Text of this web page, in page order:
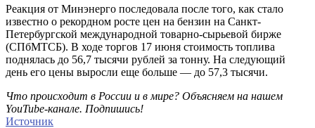
Реакция от Минэнерго последовала после того, как стало
известно о рекордном росте цен на бензин на Санкт-
Петербургской международной товарно-сырьевой бирже
(СПбМТСБ). В ходе торгов 17 июня стоимость топлива
поднялась до 56,7 тысячи рублей за тонну. На следующий
день его цены выросли еще больше — до 57,3 тысячи.
Что происходит в России и в мире? Объясняем на нашем
YouTube-канале. Подпишись!
Источник